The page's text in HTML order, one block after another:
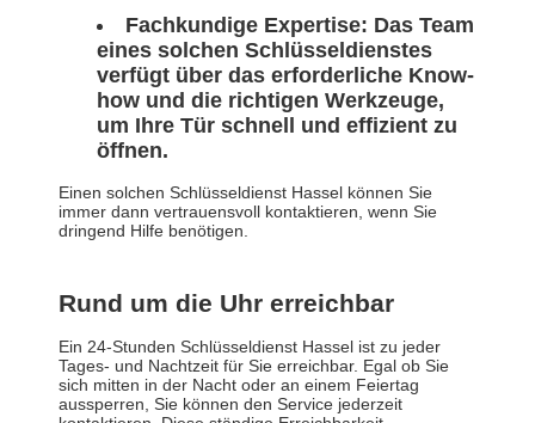
Fachkundige Expertise: Das Team
eines solchen Schlüsseldienstes
verfügt über das erforderliche Know-
how und die richtigen Werkzeuge,
um Ihre Tür schnell und effizient zu
öffnen.
Einen solchen Schlüsseldienst Hassel können Sie
immer dann vertrauensvoll kontaktieren, wenn Sie
dringend Hilfe benötigen.
Rund um die Uhr erreichbar
Ein 24-Stunden Schlüsseldienst Hassel ist zu jeder
Tages- und Nachtzeit für Sie erreichbar. Egal ob Sie
sich mitten in der Nacht oder an einem Feiertag
aussperren, Sie können den Service jederzeit